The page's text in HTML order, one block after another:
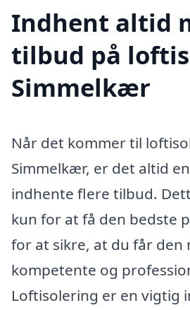
Indhent altid
tilbud på
Simmelkær
Når det kommer til
Simmelkær, er det altid
indhente flere tilbud.
kun for at få den bedste
for at sikre, at du får den
kompetente og
Loftisolering er en vigtig